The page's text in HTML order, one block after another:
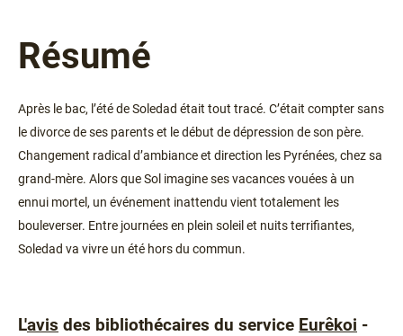
Résumé
Après le bac, l’été de Soledad était tout tracé. C’était compter sans
le divorce de ses parents et le début de dépression de son père.
Changement radical d’ambiance et direction les Pyrénées, chez sa
grand-mère. Alors que Sol imagine ses vacances vouées à un
ennui mortel, un événement inattendu vient totalement les
bouleverser. Entre journées en plein soleil et nuits terrifiantes,
Soledad va vivre un été hors du commun.
L'avis des bibliothécaires du service Eurêkoi -